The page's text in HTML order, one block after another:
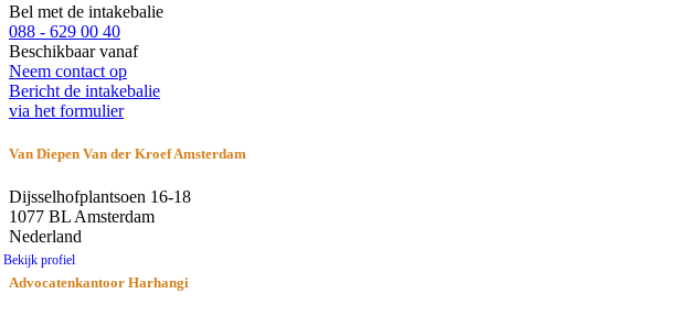
Bel met de intakebalie
088 - 629 00 40
Beschikbaar vanaf
Neem contact op
Bericht de intakebalie
via het formulier
Van Diepen Van der Kroef Amsterdam
Dijsselhofplantsoen 16-18
1077 BL Amsterdam
Nederland
Bekijk profiel
Advocatenkantoor Harhangi